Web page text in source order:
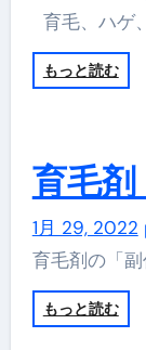
育毛、ハ
もっと読む
育毛剤
1月 29, 2022
育毛剤の「
もっと読む